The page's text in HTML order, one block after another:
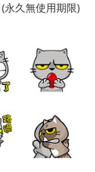
(永久無使用期限)